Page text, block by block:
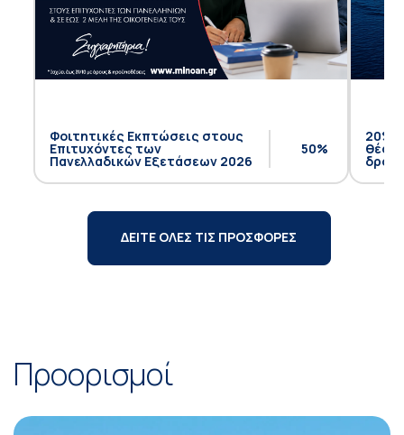
Φοιτητικές Εκπτώσεις στους
Επιτυχόντες των
Πανελλαδικών Εξετάσεων 2026
50%
20%
θέση
ΔΕΙΤΕ ΟΛΕΣ ΤΙΣ ΠΡΟΣΦΟΡΕΣ
Προορισμοί